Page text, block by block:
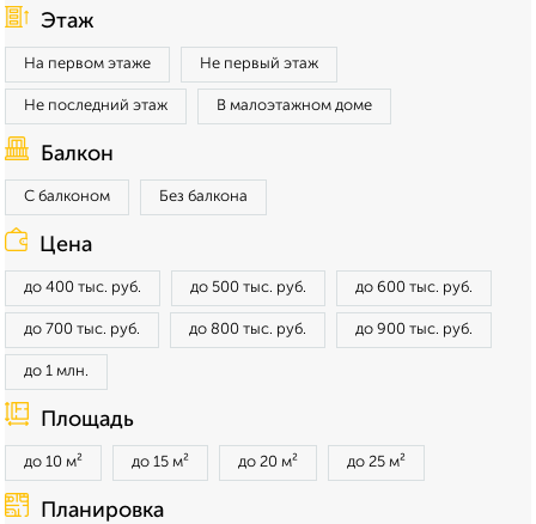
Этаж
На первом этаже Не первый этаж
Не последний этаж В малоэтажном доме
Балкон
С балконом Без балкона
Цена
до 400 тыс. руб. до 500 тыс. руб. до 600 тыс. руб.
до 700 тыс. руб. до 800 тыс. руб. до 900 тыс. руб.
до 1 млн.
Площадь
до 10 м² до 15 м² до 20 м² до 25 м²
Планировка